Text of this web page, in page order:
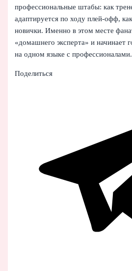
профессиональные штабы: как
адаптируется по ходу плей-офф,
новички. Именно в этом месте
«домашнего эксперта» и начинает
на одном языке с профессионалами.
Поделиться